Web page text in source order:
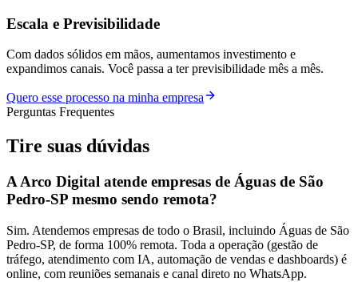
Escala e Previsibilidade
Com dados sólidos em mãos, aumentamos investimento e
expandimos canais. Você passa a ter previsibilidade mês a mês.
Quero esse processo na minha empresa
Perguntas Frequentes
Tire suas dúvidas
A Arco Digital atende empresas de Águas de São
Pedro-SP mesmo sendo remota?
Sim. Atendemos empresas de todo o Brasil, incluindo Águas de São
Pedro-SP, de forma 100% remota. Toda a operação (gestão de
tráfego, atendimento com IA, automação de vendas e dashboards) é
online, com reuniões semanais e canal direto no WhatsApp.